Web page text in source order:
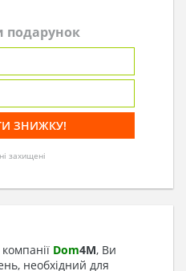
подарунок
захищені
Dom4M, Ви
необхідний для